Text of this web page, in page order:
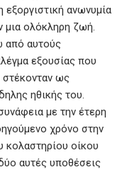
ανωνυμία
μια ολόκληρη ζωή.
από αυτούς
εξουσίας που
στέκονταν ως
ηθικής του.
με την έτερη
χρόνο στην
οίκου
αυτές υποθέσεις